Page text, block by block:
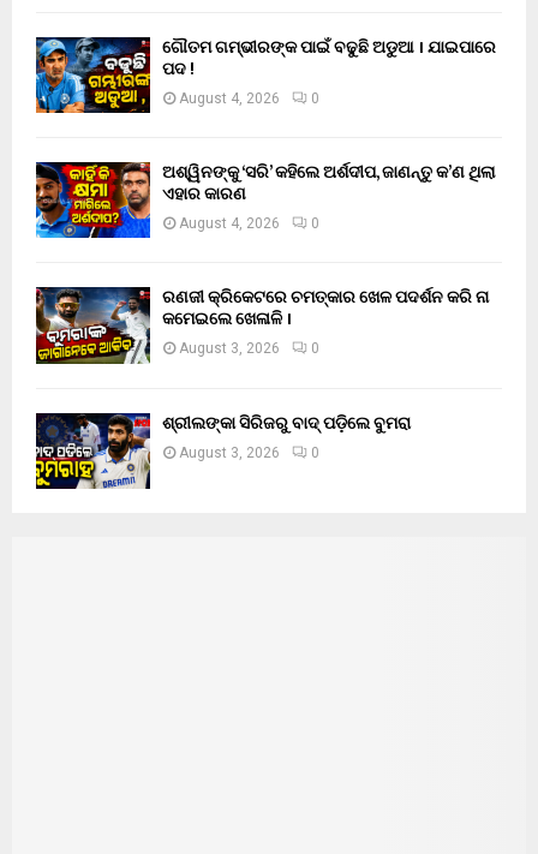
ଗୌତମ ଗମ୍ଭୀରଙ୍କ ପାଇଁ ବଢୁଛି ଅଡୁଆ । ଯାଇପାରେ
ପଦ !
August 4, 2026 0
ଅଶ୍ୱିନଙ୍କୁ ‘ସରି’ କହିଲେ ଅର୍ଶଦୀପ, ଜାଣନ୍ତୁ କ’ଣ ଥିଲା
ଏହାର କାରଣ
August 4, 2026 0
ରଣଜୀ କ୍ରିକେଟରେ ଚମତ୍କାର ଖେଳ ପଦର୍ଶନ କରି ନା
କମେଇଲେ ଖେଳାଳି ।
August 3, 2026 0
ଶ୍ରୀଲଙ୍କା ସିରିଜରୁ ବାଦ୍ ପଡ଼ିଲେ ବୁମରା
August 3, 2026 0